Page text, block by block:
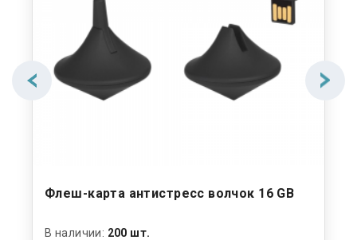
Флеш-карта антистресс волчок 16 GB
В наличии: 200 шт.